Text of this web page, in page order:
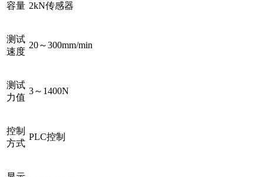
容量 2kN传感器
测试
速度
20～300mm/min
测试
力值
3～1400N
控制
方式
PLC控制